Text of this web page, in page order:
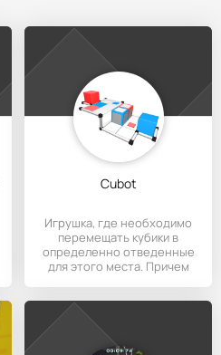
Cubot
Игрушка, где необходимо
перемещать кубики в
определенно отведенные
для этого места. Причем